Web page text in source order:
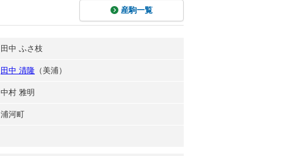
産駒一覧
田中 ふさ枝
田中 清隆 （美浦）
中村 雅明
浦河町